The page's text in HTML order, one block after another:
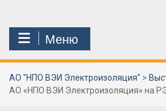
Меню
АО "НПО ВЭИ Электроизоляция" >
АО «НПО ВЭИ Электроизоляция» на